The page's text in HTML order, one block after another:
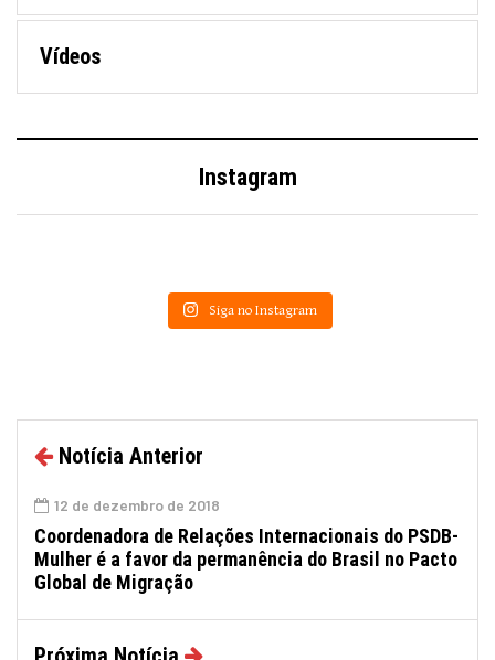
Vídeos
Instagram
Siga no Instagram
Notícia Anterior
12 de dezembro de 2018
Coordenadora de Relações Internacionais do PSDB-
Mulher é a favor da permanência do Brasil no Pacto
Global de Migração